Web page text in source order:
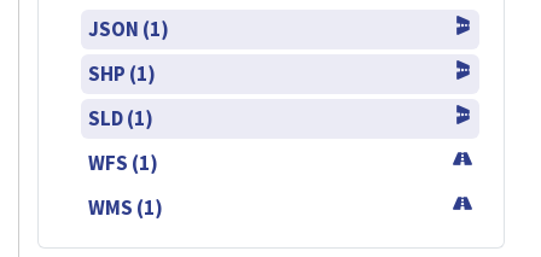
JSON (1)
SHP (1)
SLD (1)
WFS (1)
WMS (1)